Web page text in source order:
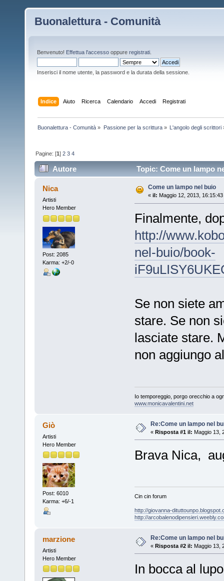
Buonalettura - Comunità
Benvenuto! Effettua l'accesso oppure registrati
Inserisci il nome utente, la password e la durata della sessione.
Indice Aiuto Ricerca Calendario Accedi Registrati
Buonalettura - Comunità » Passione per la scrittura» L'angolo degli scrittori
Pagine: [1]2 3 4
Autore Topic: Come un lampo
Nica
Artisti
Hero Member
Post: 2085
Karma: +2/-0
Come un lampo nel buio
« il: Maggio 12, 2013,
Finalmente,
http://
nel-buio/book-
Se non siete
stare. Se non
lasciate stare.
non aggiungo
Io temporeggio, porgo orecchio a
www.monicavalentini.net
Giò
Artisti
Hero Member
Post: 6010
Karma: +6/-1
Re:Come un lampo nel
« Risposta #1 il: Maggio 13,
Brava Nica,
Cin cin forum
http://giovanna-
http://
marzione
Artisti
Hero Member
Re:Come un lampo nel
« Risposta #2 il: Maggio 13,
In bocca al